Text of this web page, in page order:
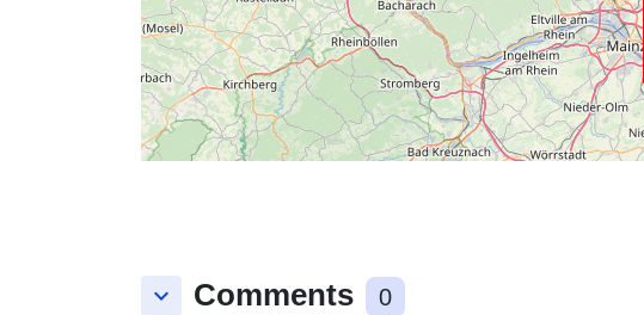
keyboard_arrow_down Comments 0